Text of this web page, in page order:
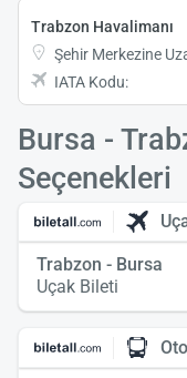
Trabzon Havalimanı
Şehir Merkezine
IATA Kodu:
Bursa -
Seçenekleri
Trabzon - Bursa
Uçak Bileti